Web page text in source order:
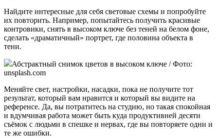
Найдите интересные для себя световые схемы и попробуйте
их повторить. Например, попытайтесь получить красивые
контровики, снять в высоком ключе без теней на белом фоне,
сделать «драматичный» портрет, где половина объекта в
тени.
Абстрактный снимок цветов в высоком ключе / Фото:
unsplash.com
Меняйте свет, настройки, насадки, пока не получите тот
результат, который вам нравится и который вы видите на
референсе. Да, вы потратитесь на студию, но такая спокойная
и вдумчивая работа может быть куда продуктивней десяти
съёмок с людьми в спешке и нервах, где вы повторяете одни и
те же ошибки.